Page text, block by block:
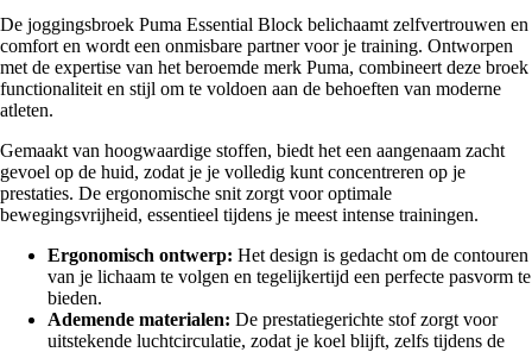
De joggingsbroek Puma Essential Block belichaamt zelfvertrouwen en
comfort en wordt een onmisbare partner voor je training. Ontworpen
met de expertise van het beroemde merk Puma, combineert deze broek
functionaliteit en stijl om te voldoen aan de behoeften van moderne
atleten.
Gemaakt van hoogwaardige stoffen, biedt het een aangenaam zacht
gevoel op de huid, zodat je je volledig kunt concentreren op je
prestaties. De ergonomische snit zorgt voor optimale
bewegingsvrijheid, essentieel tijdens je meest intense trainingen.
Ergonomisch ontwerp: Het design is gedacht om de contouren
van je lichaam te volgen en tegelijkertijd een perfecte pasvorm te
bieden.
Ademende materialen: De prestatiegerichte stof zorgt voor
uitstekende luchtcirculatie, zodat je koel blijft, zelfs tijdens de